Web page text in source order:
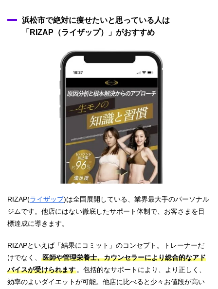
浜松市で絶対に痩せたいと思っている人は
「RIZAP（ライザップ）」がおすすめ
RIZAP(ライザップ)は全国展開している、業界最大手のパーソナル
ジムです。他店にはない徹底したサポート体制で、お客さまを目
標達成に導きます。
RIZAPといえば「結果にコミット」のコンセプト。トレーナーだ
けでなく、
医師や管理栄養士、カウンセラーにより総合的なアド
バイスが受けられます 。包括的なサポートにより、より正しく、
効率のよいダイエットが可能。他店に比べると少々お値段が高い